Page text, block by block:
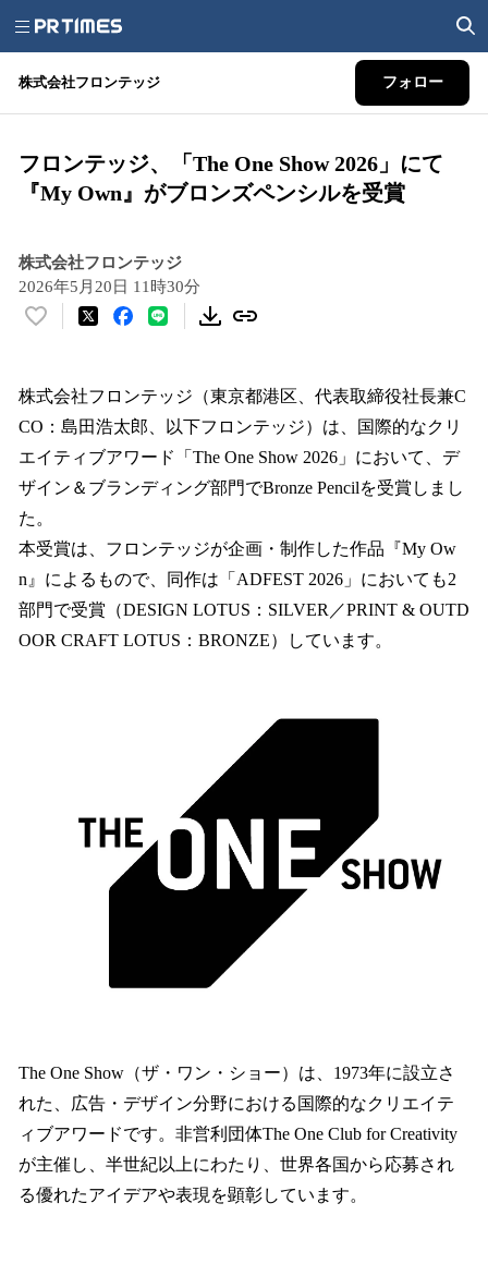
株式会社フロンテッジ フォロー
フロンテッジ、「The One Show 2026」にて
『My Own』がブロンズペンシルを受賞
株式会社フロンテッジ
2026年5月20日 11時30分
い
！
数
読
み
み
中
で
す
株式会社フロンテッジ（東京都港区、代表取締役社長兼C
CO：島田浩太郎、以下フロンテッジ）は、国際的なクリ
エイティブアワード「The One Show 2026」において、デ
ザイン＆ブランディング部門でBronze Pencilを受賞しまし
た。
本受賞は、フロンテッジが企画・制作した作品『My Ow
n』によるもので、同作は「ADFEST 2026」においても2
部門で受賞（DESIGN LOTUS：SILVER／PRINT & OUTD
OOR CRAFT LOTUS：BRONZE）しています。
The One Show（ザ・ワン・ショー）は、1973年に設立さ
れた、広告・デザイン分野における国際的なクリエイテ
ィブアワードです。非営利団体The One Club for Creativity
が主催し、半世紀以上にわたり、世界各国から応募され
る優れたアイデアや表現を顕彰しています。